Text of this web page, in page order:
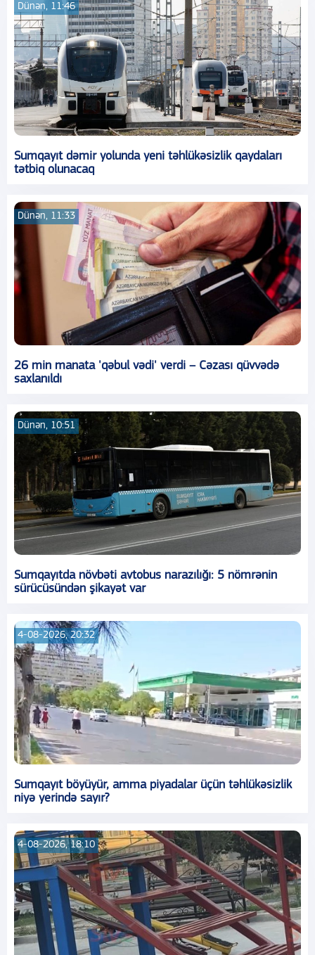
Dünən, 11:46
Sumqayıt dəmir yolunda yeni təhlükəsizlik qaydaları
tətbiq olunacaq
Dünən, 11:33
26 min manata 'qəbul vədi' verdi – Cəzası qüvvədə
saxlanıldı
Dünən, 10:51
Sumqayıtda növbəti avtobus narazılığı: 5 nömrənin
sürücüsündən şikayət var
4-08-2026, 20:32
Sumqayıt böyüyür, amma piyadalar üçün təhlükəsizlik
niyə yerində sayır?
4-08-2026, 18:10